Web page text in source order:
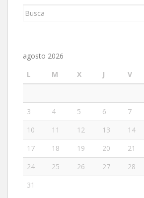
Buscar:
agosto 2026
L
M X J V
3
4 5 6 7
10
11 12 13 14
17
18 19 20 21
24
25 26 27 28
31